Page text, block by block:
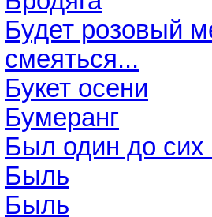
Будет розовый
смеяться...
Букет осени
Бумеранг
Был один до сих
Быль
Быль